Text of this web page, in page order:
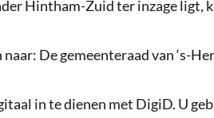
Hintham-Zuid ter inzage
De gemeenteraad van ‘s-
in te dienen met DigiD. U